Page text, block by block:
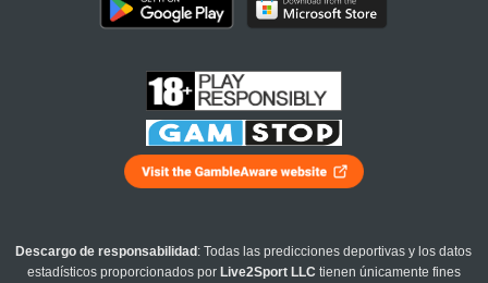
Descargo de responsabilidad : Todas las predicciones deportivas y los datos
estadísticos proporcionados por Live2Sport LLC tienen únicamente fines